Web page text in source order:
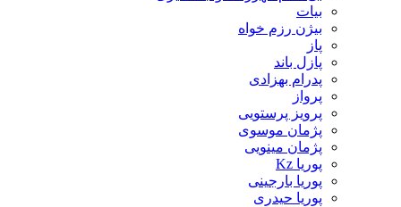
بیات
بیژن رزم خواه
پاز
پازل باند
پدرام بهزادی
پرواز
پرویز پرستویی
پژمان موسوی
پژمان مینویی
پوریا Kz
پوریا بارجینی
پوریا حیدری